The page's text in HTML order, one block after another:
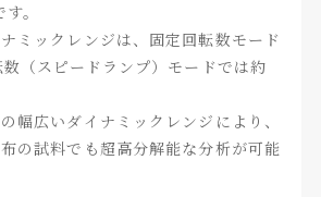
。
ミックレンジは、固定回転数モード
（スピードランプ）モードでは約
幅広いダイナミックレンジにより、
の試料でも超高分解能な分析が可能